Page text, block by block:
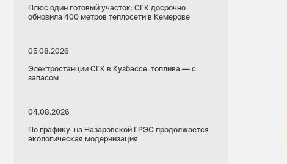
Плюс один готовый участок: СГК досрочно
обновила 400 метров теплосети в Кемерове
05.08.2026
Электростанции СГК в Кузбассе: топлива — с
запасом
04.08.2026
По графику: на Назаровской ГРЭС продолжается
экологическая модернизация